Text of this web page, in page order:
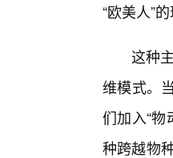
“欧美人”
这种
维模式。
们加入“物
种跨越物